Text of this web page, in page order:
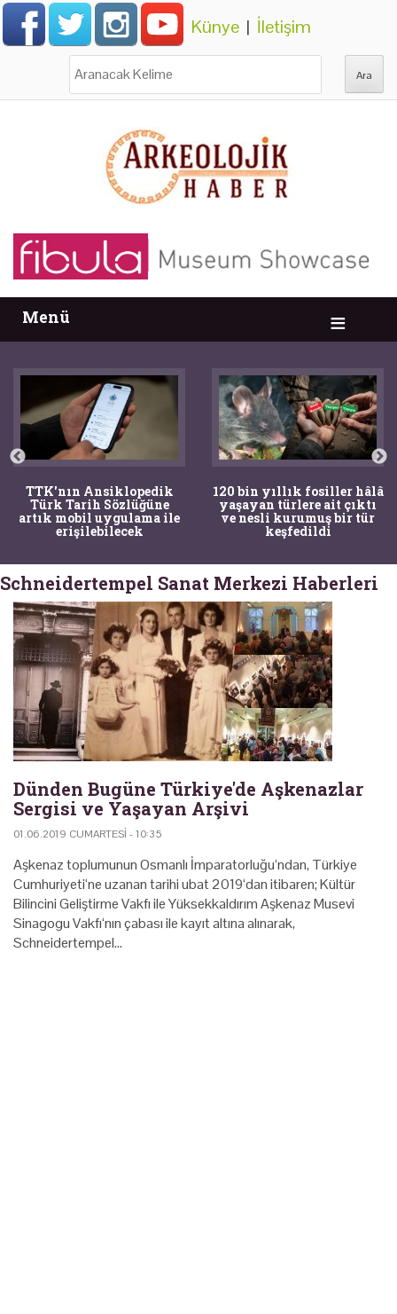
Künye | İletişim
Menü
TTK'nın Ansiklopedik
Türk Tarih Sözlüğüne
artık mobil uygulama ile
erişilebilecek
120 bin yıllık fosiller hâlâ
yaşayan türlere ait çıktı
ve nesli kurumuş bir tür
keşfedildi
Schneidertempel Sanat Merkezi Haberleri
Dünden Bugüne Türkiye'de Aşkenazlar
Sergisi ve Yaşayan Arşivi
01.06.2019 CUMARTESI - 10:35
Aşkenaz toplumunun Osmanlı İmparatorluğu‘ndan, Türkiye
Cumhuriyeti‘ne uzanan tarihi ubat 2019‘dan itibaren; Kültür
Bilincini Geliştirme Vakfı ile Yüksekkaldırım Aşkenaz Musevi
Sinagogu Vakfı‘nın çabası ile kayıt altına alınarak,
Schneidertempel…